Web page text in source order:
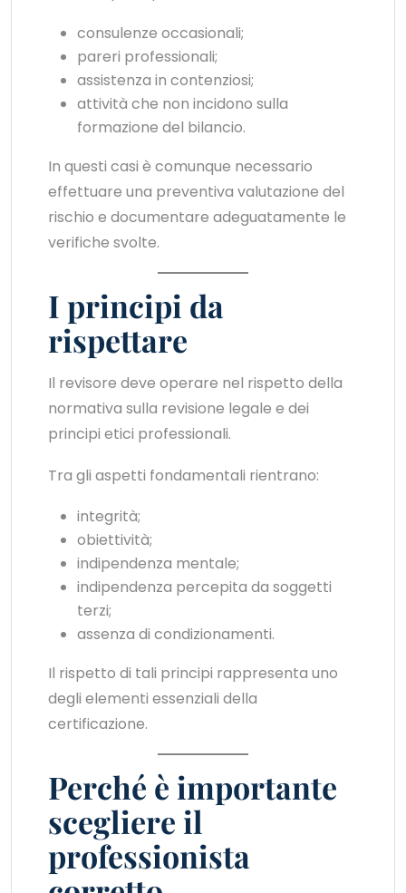
consulenze occasionali;
pareri professionali;
assistenza in contenziosi;
attività che non incidono sulla
formazione del bilancio.
In questi casi è comunque necessario
effettuare una preventiva valutazione del
rischio e documentare adeguatamente le
verifiche svolte.
I principi da
rispettare
Il revisore deve operare nel rispetto della
normativa sulla revisione legale e dei
principi etici professionali.
Tra gli aspetti fondamentali rientrano:
integrità;
obiettività;
indipendenza mentale;
indipendenza percepita da soggetti
terzi;
assenza di condizionamenti.
Il rispetto di tali principi rappresenta uno
degli elementi essenziali della
certificazione.
Perché è importante
scegliere il
professionista